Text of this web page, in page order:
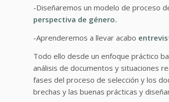
-Diseñaremos un modelo de proceso
perspectiva de género.
-Aprenderemos a llevar acabo
Todo ello desde un enfoque práctico
análisis de documentos y situaciones
fases del proceso de selección y los
brechas y las buenas prácticas y